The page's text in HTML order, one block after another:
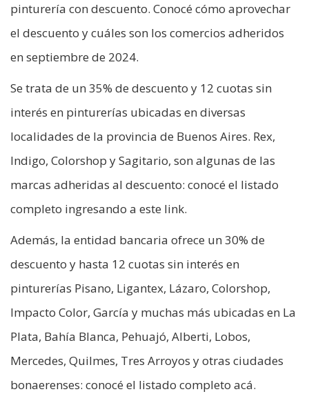
pinturería con descuento. Conocé cómo aprovechar
el descuento y cuáles son los comercios adheridos
en septiembre de 2024.
Se trata de un 35% de descuento y 12 cuotas sin
interés en pinturerías ubicadas en diversas
localidades de la provincia de Buenos Aires. Rex,
Indigo, Colorshop y Sagitario, son algunas de las
marcas adheridas al descuento: conocé el listado
completo ingresando a este link.
Además, la entidad bancaria ofrece un 30% de
descuento y hasta 12 cuotas sin interés en
pinturerías Pisano, Ligantex, Lázaro, Colorshop,
Impacto Color, García y muchas más ubicadas en La
Plata, Bahía Blanca, Pehuajó, Alberti, Lobos,
Mercedes, Quilmes, Tres Arroyos y otras ciudades
bonaerenses: conocé el listado completo acá.